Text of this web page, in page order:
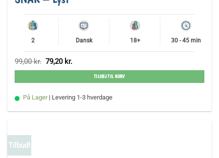
2 Dansk 18+ 30 - 45 min
99,00kr. Den
oprindelige
pris
99,00 kr..
79,20 kr.
aktuelle
pris
79,20 kr..
TILFØJ TIL KURV
På Lager | Levering 1-3 hverdage
Tilbud!